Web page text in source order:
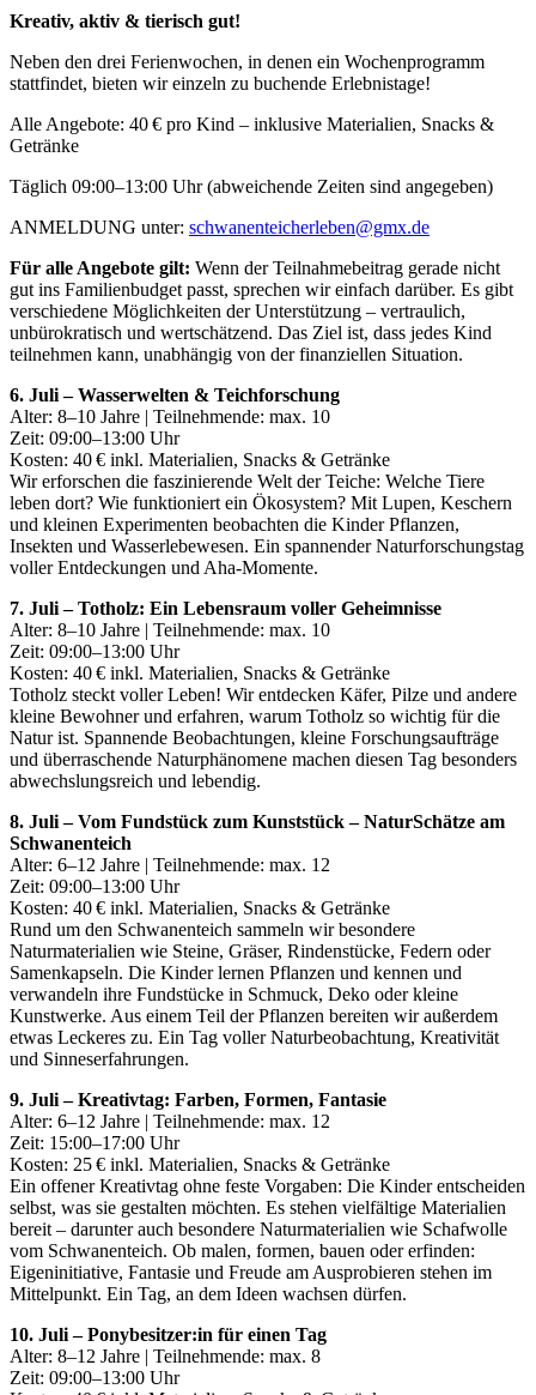
Kreativ, aktiv & tierisch gut!
Neben den drei Ferienwochen, in denen ein Wochenprogramm
stattfindet, bieten wir einzeln zu buchende Erlebnistage!
Alle Angebote: 40 € pro Kind – inklusive Materialien, Snacks &
Getränke
Täglich 09:00–13:00 Uhr (abweichende Zeiten sind angegeben)
ANMELDUNG unter: schwanenteicherleben@gmx.de
Für alle Angebote gilt: Wenn der Teilnahmebeitrag gerade nicht
gut ins Familienbudget passt, sprechen wir einfach darüber. Es gibt
verschiedene Möglichkeiten der Unterstützung – vertraulich,
unbürokratisch und wertschätzend. Das Ziel ist, dass jedes Kind
teilnehmen kann, unabhängig von der finanziellen Situation.
6. Juli – Wasserwelten & Teichforschung
Alter: 8–10 Jahre | Teilnehmende: max. 10
Zeit: 09:00–13:00 Uhr
Kosten: 40 € inkl. Materialien, Snacks & Getränke
Wir erforschen die faszinierende Welt der Teiche: Welche Tiere
leben dort? Wie funktioniert ein Ökosystem? Mit Lupen, Keschern
und kleinen Experimenten beobachten die Kinder Pflanzen,
Insekten und Wasserlebewesen. Ein spannender Naturforschungstag
voller Entdeckungen und Aha‑Momente.
7. Juli – Totholz: Ein Lebensraum voller Geheimnisse
Alter: 8–10 Jahre | Teilnehmende: max. 10
Zeit: 09:00–13:00 Uhr
Kosten: 40 € inkl. Materialien, Snacks & Getränke
Totholz steckt voller Leben! Wir entdecken Käfer, Pilze und andere
kleine Bewohner und erfahren, warum Totholz so wichtig für die
Natur ist. Spannende Beobachtungen, kleine Forschungsaufträge
und überraschende Naturphänomene machen diesen Tag besonders
abwechslungsreich und lebendig.
8. Juli – Vom Fundstück zum Kunststück – NaturSchätze am
Schwanenteich
Alter: 6–12 Jahre | Teilnehmende: max. 12
Zeit: 09:00–13:00 Uhr
Kosten: 40 € inkl. Materialien, Snacks & Getränke
Rund um den Schwanenteich sammeln wir besondere
Naturmaterialien wie Steine, Gräser, Rindenstücke, Federn oder
Samenkapseln. Die Kinder lernen Pflanzen und kennen und
verwandeln ihre Fundstücke in Schmuck, Deko oder kleine
Kunstwerke. Aus einem Teil der Pflanzen bereiten wir außerdem
etwas Leckeres zu. Ein Tag voller Naturbeobachtung, Kreativität
und Sinneserfahrungen.
9. Juli – Kreativtag: Farben, Formen, Fantasie
Alter: 6–12 Jahre | Teilnehmende: max. 12
Zeit: 15:00–17:00 Uhr
Kosten: 25 € inkl. Materialien, Snacks & Getränke
Ein offener Kreativtag ohne feste Vorgaben: Die Kinder entscheiden
selbst, was sie gestalten möchten. Es stehen vielfältige Materialien
bereit – darunter auch besondere Naturmaterialien wie Schafwolle
vom Schwanenteich. Ob malen, formen, bauen oder erfinden:
Eigeninitiative, Fantasie und Freude am Ausprobieren stehen im
Mittelpunkt. Ein Tag, an dem Ideen wachsen dürfen.
10. Juli – Ponybesitzer:in für einen Tag
Alter: 8–12 Jahre | Teilnehmende: max. 8
Zeit: 09:00–13:00 Uhr